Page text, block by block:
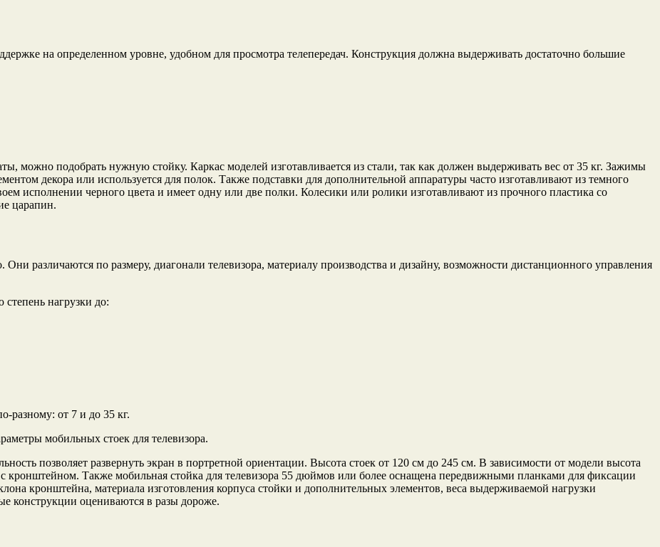
на определенном уровне, удобном для просмотра телепередач. Конструкция должна выдерживать достаточно большие
можно подобрать нужную стойку. Каркас моделей изготавливается из стали, так как должен выдерживать вес от 35 кг. Зажимы
декора или используется для полок. Также подставки для дополнительной аппаратуры часто изготавливают из темного
исполнении черного цвета и имеет одну или две полки. Колесики или ролики изготавливают из прочного пластика со
царапин.
различаются по размеру, диагонали телевизора, материалу производства и дизайну, возможности дистанционного управления
нагрузки до:
разному: от 7 и до 35 кг.
мобильных стоек для телевизора.
позволяет развернуть экран в портретной ориентации. Высота стоек от 120 см до 245 см. В зависимости от модели высота
кронштейном. Также мобильная стойка для телевизора 55 дюймов или более оснащена передвижными планками для фиксации
кронштейна, материала изготовления корпуса стойки и дополнительных элементов, веса выдерживаемой нагрузки
конструкции оцениваются в разы дороже.